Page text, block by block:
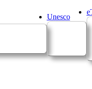
Unesco